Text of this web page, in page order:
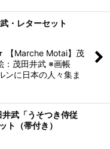
・レターセット
【Marche Motai】茂
：茂田井武 ※画帳
に日本の人々集ま
武「うそつき侍従
（帯付き）